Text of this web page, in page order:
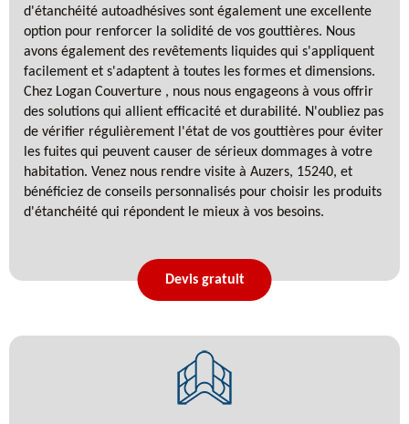
d'étanchéité autoadhésives sont également une excellente
option pour renforcer la solidité de vos gouttières. Nous
avons également des revêtements liquides qui s'appliquent
facilement et s'adaptent à toutes les formes et dimensions.
Chez Logan Couverture , nous nous engageons à vous offrir
des solutions qui allient efficacité et durabilité. N'oubliez pas
de vérifier régulièrement l'état de vos gouttières pour éviter
les fuites qui peuvent causer de sérieux dommages à votre
habitation. Venez nous rendre visite à Auzers, 15240, et
bénéficiez de conseils personnalisés pour choisir les produits
d'étanchéité qui répondent le mieux à vos besoins.
Devis gratuit